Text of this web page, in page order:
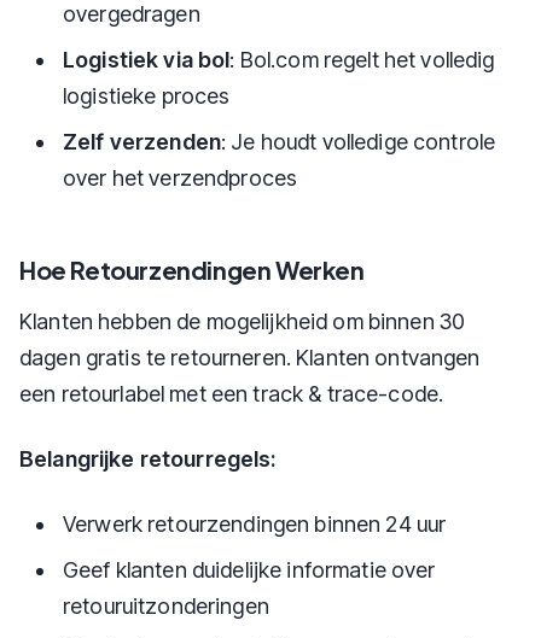
overgedragen
Logistiek via bol: Bol.com regelt het volledig
logistieke proces
Zelf verzenden: Je houdt volledige controle
over het verzendproces
Hoe Retourzendingen Werken
Klanten hebben de mogelijkheid om binnen 30
dagen gratis te retourneren. Klanten ontvangen
een retourlabel met een track & trace-code.
Belangrijke retourregels:
Verwerk retourzendingen binnen 24 uur
Geef klanten duidelijke informatie over
retouruitzonderingen